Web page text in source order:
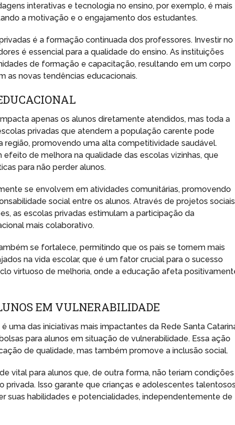
interativas e tecnologia no ensino, por exemplo, é mais
a motivação e o engajamento dos estudantes.
é a formação continuada dos professores. Investir no
é essencial para a qualidade do ensino. As instituições
de formação e capacitação, resultando em um corpo
as novas tendências educacionais.
apenas os alunos diretamente atendidos, mas toda a
privadas que atendem a população carente pode
região, promovendo uma alta competitividade saudável.
de melhora na qualidade das escolas vizinhas, que
para não perder alunos.
se envolvem em atividades comunitárias, promovendo
social entre os alunos. Através de projetos
as escolas privadas estimulam a participação da
mais colaborativo.
se fortalece, permitindo que os pais se tornem mais
na vida escolar, que é um fator crucial para o sucesso
virtuoso de melhoria, onde a educação afeta
EM VULNERABILIDADE
é uma das iniciativas mais impactantes da Rede Santa
para alunos em situação de vulnerabilidade. Essa ação
de qualidade, mas também promove a inclusão social.
vital para alunos que, de outra forma, não teriam condições
privada. Isso garante que crianças e adolescentes
suas habilidades e potencialidades, independentemente de